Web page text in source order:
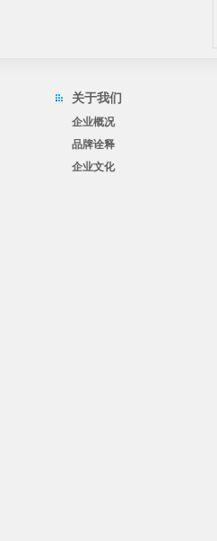
关于我们
企业概况
品牌诠释
企业文化